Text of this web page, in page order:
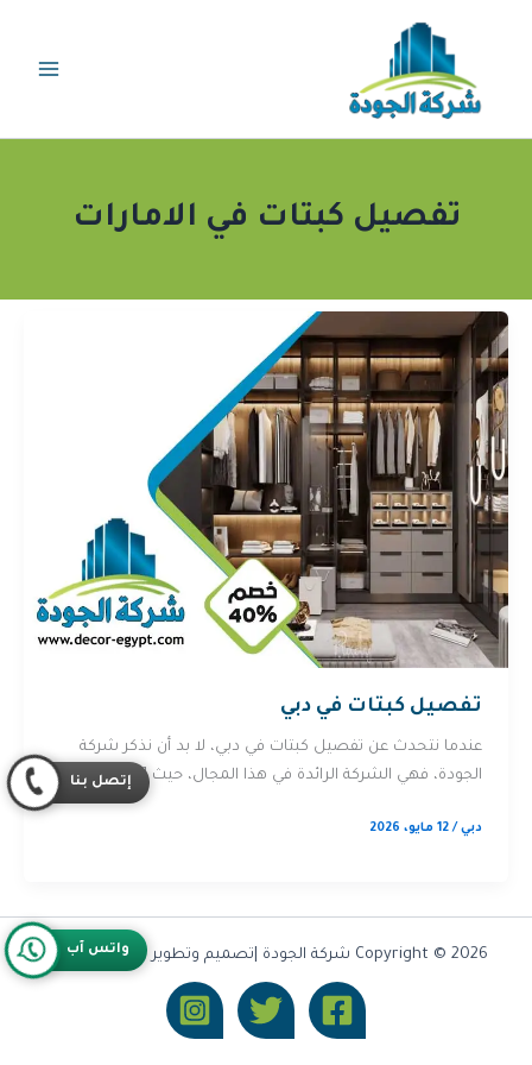
تفصيل كبتات في الامارات
تفصيل كبتات في دبي
عندما نتحدث عن تفصيل كبتات في دبي، لا بد أن نذكر شركة
الجودة، فهي الشركة الرائدة في هذا المجال، حيث […]
دبي/12 مايو، 2026
Copyright © 2026 شركة الجودة |تصميم وتطوير شركة Olymoo
واتس آب
إتصل بنا